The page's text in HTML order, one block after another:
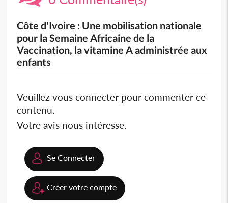
Côte d'Ivoire : Une mobilisation nationale
pour la Semaine Africaine de la
Vaccination, la vitamine A administrée aux
enfants
Veuillez vous connecter pour commenter ce
contenu.
Votre avis nous intéresse.
Se Connecter
Créer votre compte